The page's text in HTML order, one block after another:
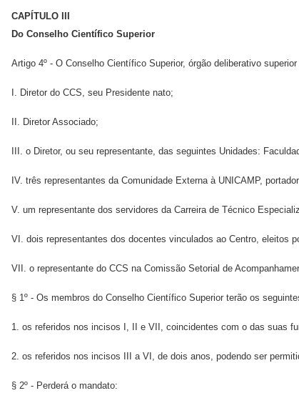
CAPÍTULO III
Do Conselho Científico Superior
Artigo 4º - O Conselho Científico Superior, órgão deliberativo
I. Diretor do CCS, seu Presidente nato;
II. Diretor Associado;
III. o Diretor, ou seu representante, das seguintes Unidades:
IV. três representantes da Comunidade Externa à UNICAMP,
V. um representante dos servidores da Carreira de Técnico
VI. dois representantes dos docentes vinculados ao Centro, eleitos
VII. o representante do CCS na Comissão Setorial de
§ 1º - Os membros do Conselho Científico Superior terão os
1. os referidos nos incisos I, II e VII, coincidentes com o das suas
2. os referidos nos incisos III a VI, de dois anos, podendo ser
§ 2º - Perderá o mandato: